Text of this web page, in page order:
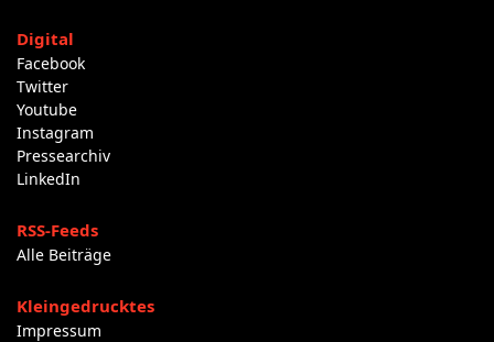
Digital
Facebook
Twitter
Youtube
Instagram
Pressearchiv
LinkedIn
RSS-Feeds
Alle Beiträge
Kleingedrucktes
Impressum